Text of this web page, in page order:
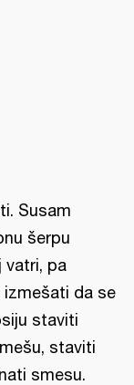
Susam
šerpu
vatri, pa
da se
staviti
staviti
smesu.